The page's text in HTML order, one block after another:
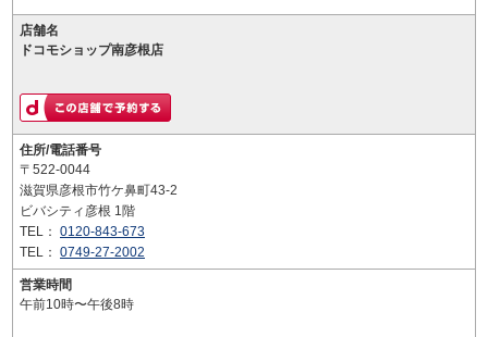
店舗名
ドコモショップ南彦根店
住所/電話番号
〒522-0044
滋賀県彦根市竹ケ鼻町43-2
ビバシティ彦根 1階
TEL： 0120-843-673
TEL： 0749-27-2002
営業時間
午前10時〜午後8時